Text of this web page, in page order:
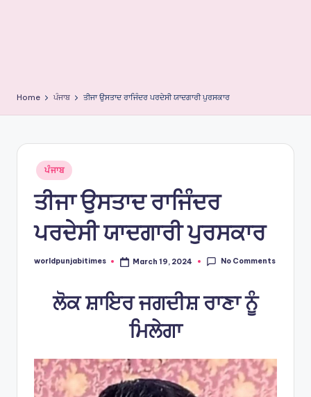
Home ਪੰਜਾਬ ਤੀਜਾ ਉਸਤਾਦ ਰਾਜਿੰਦਰ ਪਰਦੇਸੀ ਯਾਦਗਾਰੀ ਪੁਰਸਕਾਰ
Posted
in
ਪੰਜਾਬ
ਤੀਜਾ ਉਸਤਾਦ ਰਾਜਿੰਦਰ
ਪਰਦੇਸੀ ਯਾਦਗਾਰੀ ਪੁਰਸਕਾਰ
Posted
worldpunjabitimes March 19, 2024 No Comments
ਲੋਕ ਸ਼ਾਇਰ ਜਗਦੀਸ਼ ਰਾਣਾ ਨੂੰ
ਮਿਲੇਗਾ